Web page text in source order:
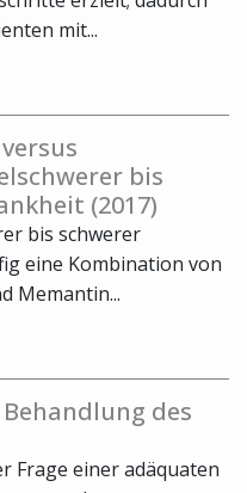
mit...
bis
(2017)
bis schwerer
eine Kombination von
Memantin...
des
Frage einer adäquaten